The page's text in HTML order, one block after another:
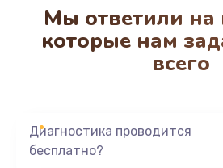
Мы ответили на
которые нам
всего
Диагностика проводится
бесплатно?